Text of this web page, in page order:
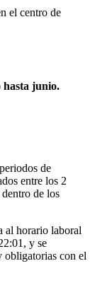
el centro de
hasta junio.
de
entre los 2
de los
al horario laboral
y se
obligatorias con el